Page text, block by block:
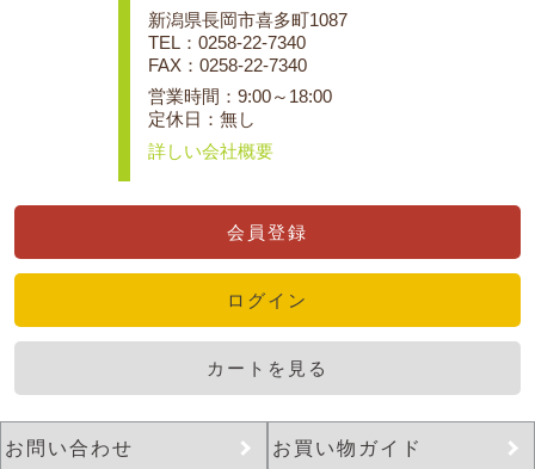
新潟県長岡市喜多町1087
TEL：0258-22-7340
FAX：0258-22-7340
営業時間：9:00～18:00
定休日：無し
詳しい会社概要
会員登録
ログイン
カートを見る
お問い合わせ お買い物ガイド